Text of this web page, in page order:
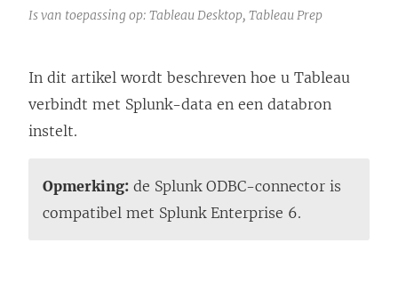
Is van toepassing op: Tableau Desktop, Tableau Prep
In dit artikel wordt beschreven hoe u Tableau
verbindt met Splunk-data en een databron
instelt.
Opmerking: de Splunk ODBC-connector is
compatibel met Splunk Enterprise 6.